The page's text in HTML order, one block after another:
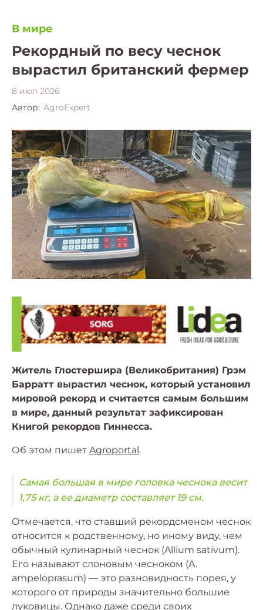
В мире
Рекордный по весу чеснок
вырастил британский фермер
8 июл 2026
Автор: AgroExpert
Житель Глостершира (Великобритания) Грэм
Барратт вырастил чеснок, который установил
мировой рекорд и считается самым большим
в мире, данный результат зафиксирован
Книгой рекордов Гиннесса.
Об этом пишет Agroportal .
Самая большая в мире головка чеснока весит
1,75 кг, а ее диаметр составляет 19 см.
Отмечается, что ставший рекордсменом чеснок
относится к родственному, но иному виду, чем
обычный кулинарный чеснок (Allium sativum).
Его называют слоновым чесноком (A.
ampeloprasum) — это разновидность порея, у
которого от природы значительно большие
луковицы. Однако даже среди своих